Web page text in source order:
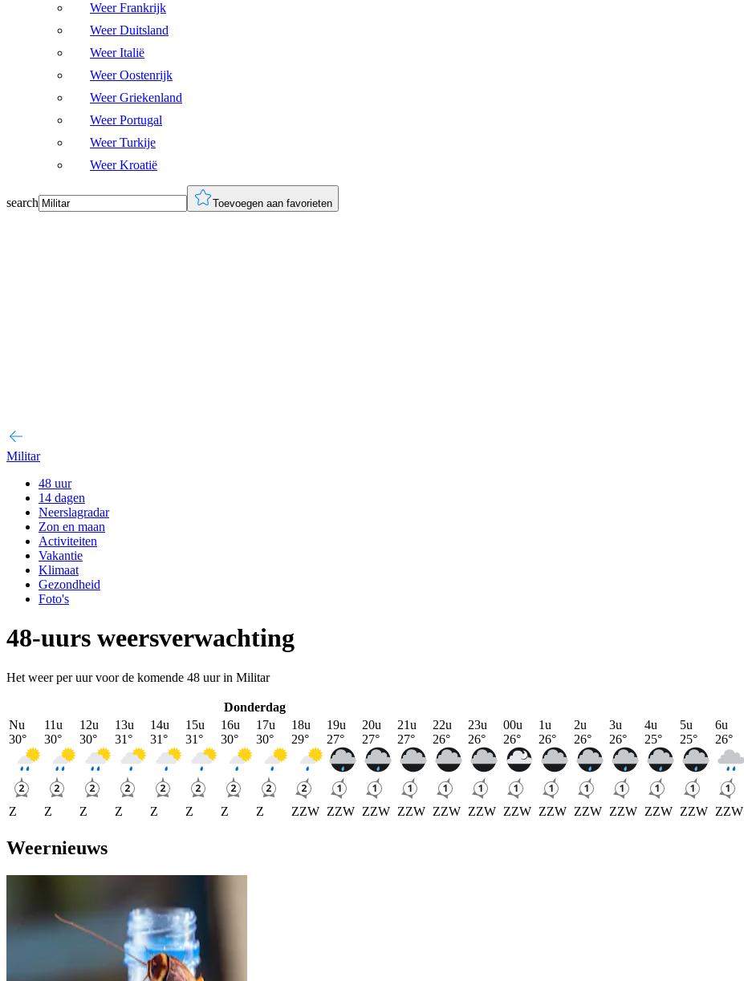
Weer Frankrijk
Weer Duitsland
Weer Italië
Weer Oostenrijk
Weer Griekenland
Weer Portugal
Weer Turkije
Weer Kroatië
search Toevoegen aan favorieten
Militar
48 uur
14 dagen
Neerslagradar
Zon en maan
Activiteiten
Vakantie
Klimaat
Gezondheid
Foto's
48-uurs weersverwachting
Het weer per uur voor de komende 48 uur in Militar
Donderdag
Nu
30°
Z
11u
30°
Z
12u
30°
Z
13u
31°
Z
14u
31°
Z
15u
31°
Z
16u
30°
Z
17u
30°
Z
18u
29°
ZZW
19u
27°
ZZW
20u
27°
ZZW
21u
27°
ZZW
22u
26°
ZZW
23u
26°
ZZW
00u
26°
ZZW
1u
26°
ZZW
2u
26°
ZZW
3u
26°
ZZW
4u
25°
ZZW
5u
25°
ZZW
6u
26°
ZZW
Weernieuws